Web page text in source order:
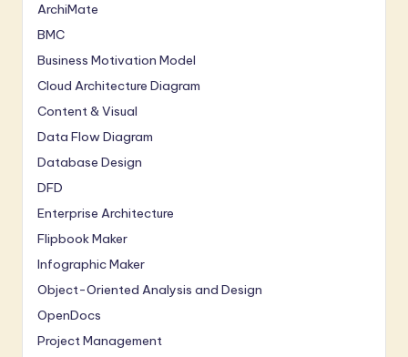
ArchiMate
BMC
Business Motivation Model
Cloud Architecture Diagram
Content & Visual
Data Flow Diagram
Database Design
DFD
Enterprise Architecture
Flipbook Maker
Infographic Maker
Object-Oriented Analysis and Design
OpenDocs
Project Management